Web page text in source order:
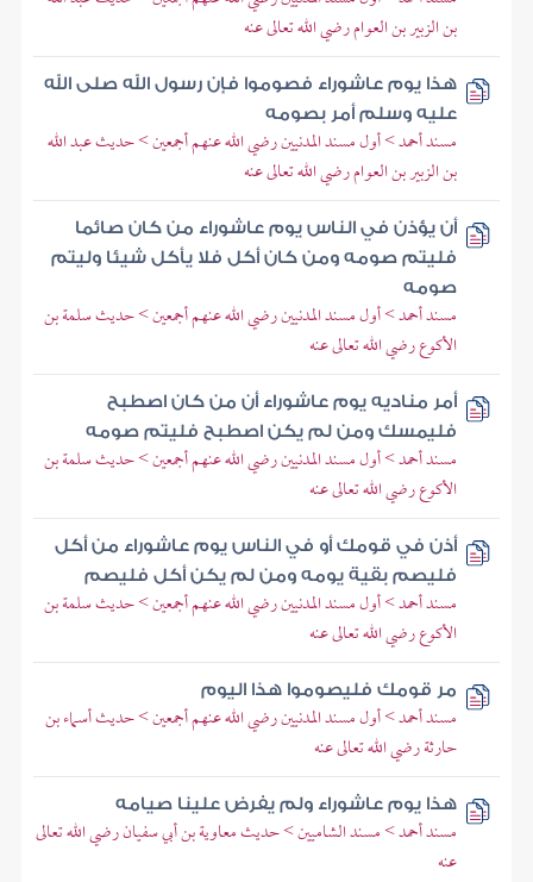
بن الزبير بن العوام رضي الله تعالى عنه
هذا يوم عاشوراء فصوموا فإن رسول الله صلى الله
عليه وسلم أمر بصومه
مسند أحمد > أول مسند المدنيين رضي الله عنهم أجمعين > حديث عبد الله
بن الزبير بن العوام رضي الله تعالى عنه
أن يؤذن في الناس يوم عاشوراء من كان صائما
فليتم صومه ومن كان أكل فلا يأكل شيئا وليتم
صومه
مسند أحمد > أول مسند المدنيين رضي الله عنهم أجمعين > حديث سلمة بن
الأكوع رضي الله تعالى عنه
أمر مناديه يوم عاشوراء أن من كان اصطبح
فليمسك ومن لم يكن اصطبح فليتم صومه
مسند أحمد > أول مسند المدنيين رضي الله عنهم أجمعين > حديث سلمة بن
الأكوع رضي الله تعالى عنه
أذن في قومك أو في الناس يوم عاشوراء من أكل
فليصم بقية يومه ومن لم يكن أكل فليصم
مسند أحمد > أول مسند المدنيين رضي الله عنهم أجمعين > حديث سلمة بن
الأكوع رضي الله تعالى عنه
مر قومك فليصوموا هذا اليوم
مسند أحمد > أول مسند المدنيين رضي الله عنهم أجمعين > حديث أسماء بن
حارثة رضي الله تعالى عنه
هذا يوم عاشوراء ولم يفرض علينا صيامه
مسند أحمد > مسند الشاميين > حديث معاوية بن أبي سفيان رضي الله تعالى
عنه